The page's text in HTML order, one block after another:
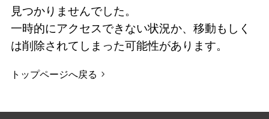
見つかりませんでした。
一時的にアクセスできない状況か、移動もしく
は削除されてしまった可能性があります。
トップページへ戻る